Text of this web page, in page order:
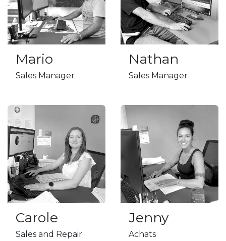
Mario
Sales Manager
Nathan
Sales Manager
Carole
Sales and Repair
Jenny
Achats